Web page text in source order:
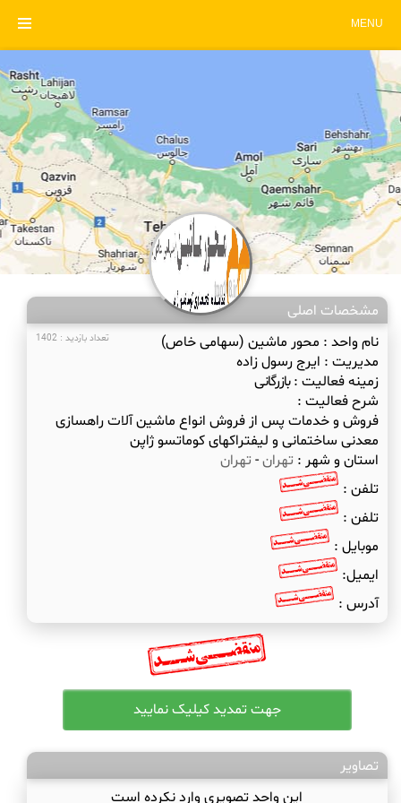
MENU
مشخصات اصلی
تعداد بازدید : 1402 نام واحد : محور ماشین (سهامی خاص)
مدیریت : ایرج رسول زاده
زمینه فعالیت :بازرگانی
شرح فعالیت :
فروش و خدمات پس از فروش انواع ماشین آلات راهسازی
معدنی ساختمانی و لیفتراکهای کوماتسو ژاپن
استان و شهر : تهران- تهران
تلفن :
تلفن :
موبایل :
ایمیل:
آدرس :
تصاویر
این واحد تصویری وارد نکرده است